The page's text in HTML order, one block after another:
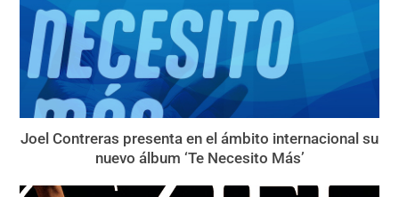
Joel Contreras presenta en el ámbito internacional su
nuevo álbum ‘Te Necesito Más’